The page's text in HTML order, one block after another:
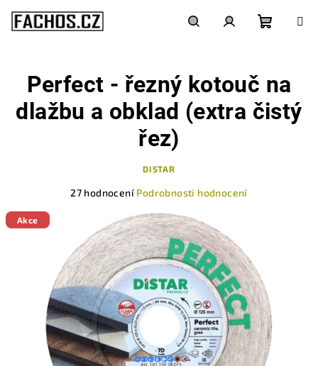
obsah
košík
Perfect - řezný kotouč na
dlažbu a obklad (extra čistý
řez)
DISTAR
produktu
hvězdiček.
27 hodnocení Podrobnosti hodnocení
Akce